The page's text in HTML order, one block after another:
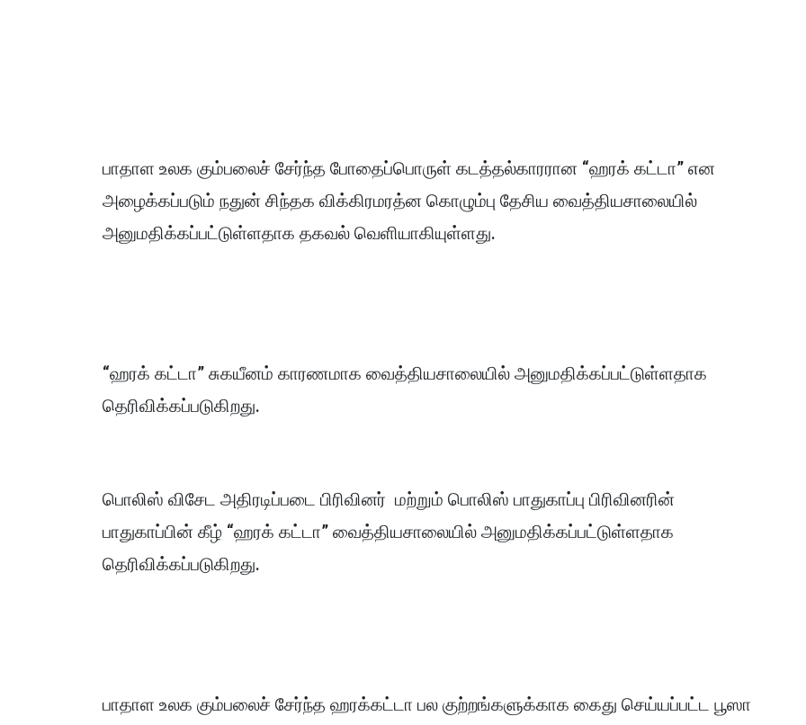
பாதாள உலக கும்பலைச் சேர்ந்த போதைப்பொருள் கடத்தல்காரரான “ஹரக் கட்டா” என
அழைக்கப்படும் நதுன் சிந்தக விக்கிரமரத்ன கொழும்பு தேசிய வைத்தியசாலையில்
அனுமதிக்கப்பட்டுள்ளதாக தகவல் வெளியாகியுள்ளது.
“ஹரக் கட்டா” சுகயீனம் காரணமாக வைத்தியசாலையில் அனுமதிக்கப்பட்டுள்ளதாக
தெரிவிக்கப்படுகிறது.
பொலிஸ் விசேட அதிரடிப்படை பிரிவினர் மற்றும் பொலிஸ் பாதுகாப்பு பிரிவினரின்
பாதுகாப்பின் கீழ் “ஹரக் கட்டா” வைத்தியசாலையில் அனுமதிக்கப்பட்டுள்ளதாக
தெரிவிக்கப்படுகிறது.
பாதாள உலக கும்பலைச் சேர்ந்த ஹரக்கட்டா பல குற்றங்களுக்காக கைது செய்யப்பட்ட பூஸா